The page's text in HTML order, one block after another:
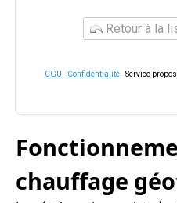
Retour à la
CGU - Confidentialité- Service
chauffage